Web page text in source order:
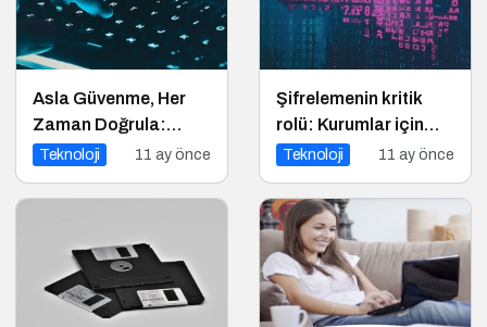
Asla Güvenme, Her
Zaman Doğrula:
Şirketler İçin Parola
Teknoloji 11 ay önce
Şifrelemenin kritik
rolü: Kurumlar için
veri güvenliğinin temel
Teknoloji 11 ay önce